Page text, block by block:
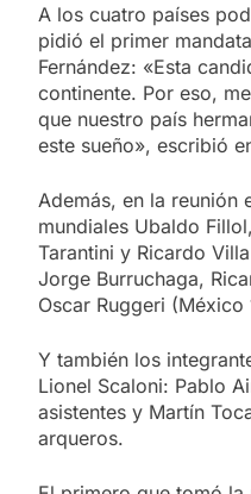
A los cuatro países
pidió el primer
Fernández: «Esta
continente. Por eso,
que nuestro país
este sueño», escribió
Además, en la reunión
mundiales Ubaldo
Tarantini y Ricardo
Jorge Burruchaga,
Oscar Ruggeri (México
Y también los
Lionel Scaloni: Pablo
asistentes y Martín
arqueros.